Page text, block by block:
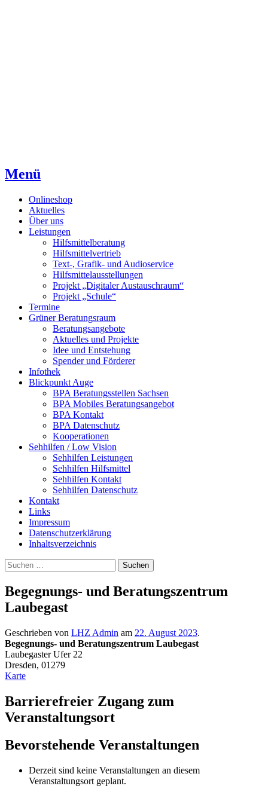
Menü
Onlineshop
Aktuelles
Über uns
Leistungen
Hilfsmittelberatung
Hilfsmittelvertrieb
Text-, Grafik- und Audioservice
Hilfsmittelausstellungen
Projekt „Digitaler Austauschraum“
Projekt „Schule“
Termine
Grüner Beratungsraum
Beratungsangebote
Aktuelles und Projekte
Idee und Entstehung
Spender und Förderer
Infothek
Blickpunkt Auge
BPA Beratungsstellen Sachsen
BPA Mobiles Beratungsangebot
BPA Kontakt
BPA Datenschutz
Kooperationen
Sehhilfen / Low Vision
Sehhilfen Leistungen
Sehhilfen Hilfsmittel
Sehhilfen Kontakt
Sehhilfen Datenschutz
Kontakt
Links
Impressum
Datenschutzerklärung
Inhaltsverzeichnis
Suche
Suchen
nach:
Begegnungs- und Beratungszentrum
Laubegast
Geschrieben von LHZ Admin am 22. August 2023.
Begegnungs- und Beratungszentrum Laubegast
Laubegaster Ufer 22
Dresden, 01279
KarteBegegnungs-
Beratungszentrum
Laubegast
Barrierefreier Zugang zum
Veranstaltungsort
Bevorstehende Veranstaltungen
Derzeit sind keine Veranstaltungen an diesem
Veranstaltungsort geplant.